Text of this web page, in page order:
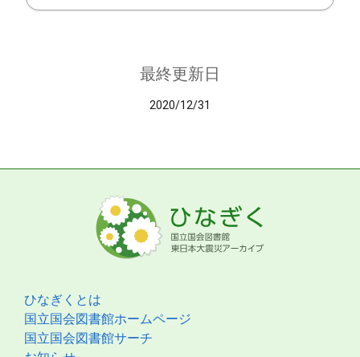
最終更新日
2020/12/31
ひなぎくとは
国立国会図書館ホームページ
国立国会図書館サーチ